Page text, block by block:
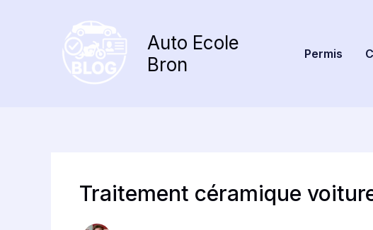
Auto Ecole
Bron
Permis
Traitement céramique